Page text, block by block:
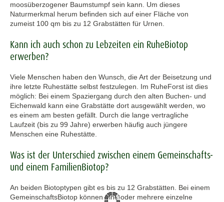
moosüberzogener Baumstumpf sein kann. Um dieses
Naturmerkmal herum befinden sich auf einer Fläche von
zumeist 100 qm bis zu 12 Grabstätten für Urnen.
Kann ich auch schon zu Lebzeiten ein RuheBiotop
erwerben?
Viele Menschen haben den Wunsch, die Art der Beisetzung und
ihre letzte Ruhestätte selbst festzulegen. Im RuheForst ist dies
möglich: Bei einem Spaziergang durch den alten Buchen- und
Eichenwald kann eine Grabstätte dort ausgewählt werden, wo
es einem am besten gefällt. Durch die lange vertragliche
Laufzeit (bis zu 99 Jahre) erwerben häufig auch jüngere
Menschen eine Ruhestätte.
Was ist der Unterschied zwischen einem Gemeinschafts-
und einem FamilienBiotop?
An beiden Biotoptypen gibt es bis zu 12 Grabstätten. Bei einem
GemeinschaftsBiotop können eine oder mehrere einzelne